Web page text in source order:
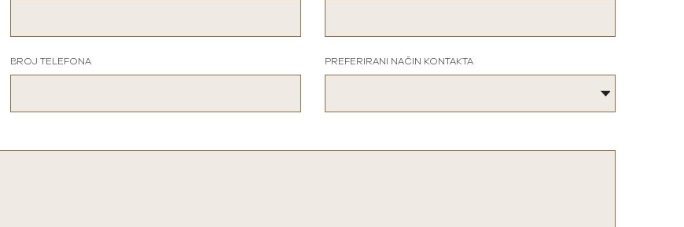
BROJ TELEFONA PREFERIRANI NAČIN KONTAKTA